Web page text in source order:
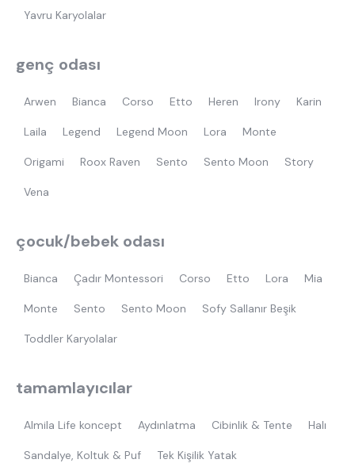
Yavru Karyolalar
genç odası
Arwen Bianca Corso Etto Heren Irony Karin
Laila Legend Legend Moon Lora Monte
Origami Roox Raven Sento Sento Moon Story
Vena
çocuk/bebek odası
Bianca Çadır Montessori Corso Etto Lora Mia
Monte Sento Sento Moon Sofy Sallanır Beşik
Toddler Karyolalar
tamamlayıcılar
Almila Life koncept Aydınlatma Cibinlik & Tente Halı
Sandalye, Koltuk & Puf Tek Kişilik Yatak